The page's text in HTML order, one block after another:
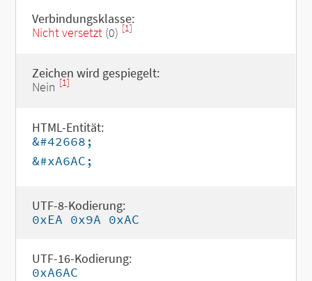
Verbindungsklasse:
Nicht versetzt(0) [1]
Zeichen wird gespiegelt:
Nein [1]
HTML-Entität:
&#42668;
&#xA6AC;
UTF-8-Kodierung:
0xEA 0x9A 0xAC
UTF-16-Kodierung:
0xA6AC